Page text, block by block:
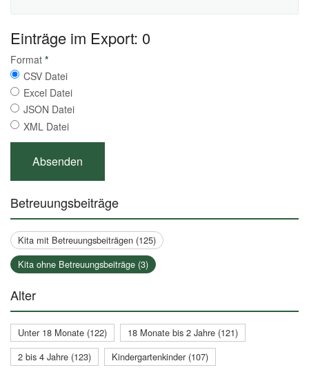
Einträge im Export: 0
Format *
CSV Datei
Excel Datei
JSON Datei
XML Datei
Betreuungsbeiträge
Kita mit Betreuungsbeiträgen (125)
Kita ohne Betreuungsbeiträge (3)
Alter
Unter 18 Monate (122)
18 Monate bis 2 Jahre (121)
2 bis 4 Jahre (123)
Kindergartenkinder (107)